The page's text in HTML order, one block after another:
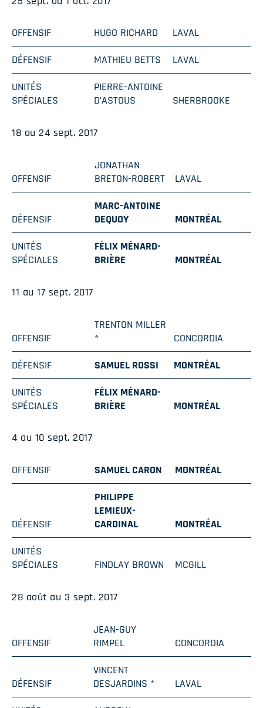
OFFENSIF HUGO RICHARD
LAVAL
DÉFENSIF
MATHIEU BETTS
LAVAL
UNITÉS
SPÉCIALES
PIERRE-ANTOINE
D’ASTOUS
SHERBROOKE
18 au 24 sept. 2017
OFFENSIF
JONATHAN
BRETON-ROBERT
LAVAL
DÉFENSIF
MARC-ANTOINE
DEQUOY
MONTRÉAL
UNITÉS
SPÉCIALES
FÉLIX MÉNARD-
BRIÈRE
MONTRÉAL
11 au 17 sept. 2017
OFFENSIF
TRENTON MILLER
*
CONCORDIA
DÉFENSIF
SAMUEL ROSSI
MONTRÉAL
UNITÉS
SPÉCIALES
FÉLIX MÉNARD-
BRIÈRE
MONTRÉAL
4 au 10 sept. 2017
OFFENSIF SAMUEL CARON MONTRÉAL
DÉFENSIF
PHILIPPE
LEMIEUX-
CARDINAL
MONTRÉAL
UNITÉS
SPÉCIALES
FINDLAY BROWN MCGILL
28 août au 3 sept. 2017
OFFENSIF
JEAN-GUY
RIMPEL
CONCORDIA
DÉFENSIF
VINCENT
DESJARDINS *
LAVAL